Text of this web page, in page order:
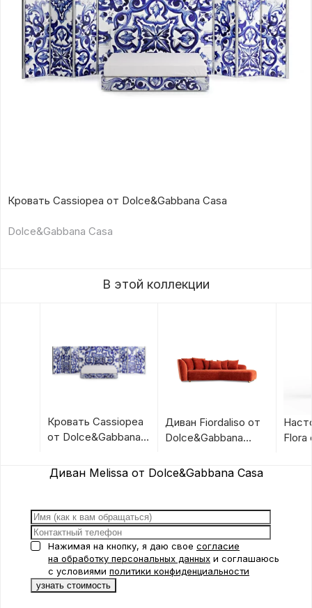
Кровать Cassiopea от Dolce&Gabbana Casa
Dolce&Gabbana Casa
В этой коллекции
Кровать Cassiopea
от Dolce&Gabbana
Диван Fiordaliso от
Dolce&Gabbana
Flora
Диван Melissa от Dolce&Gabbana Casa
Нажимая на кнопку, я даю свое согласие
на обработку персональных данных и соглашаюсь
с условиями политики конфиденциальности